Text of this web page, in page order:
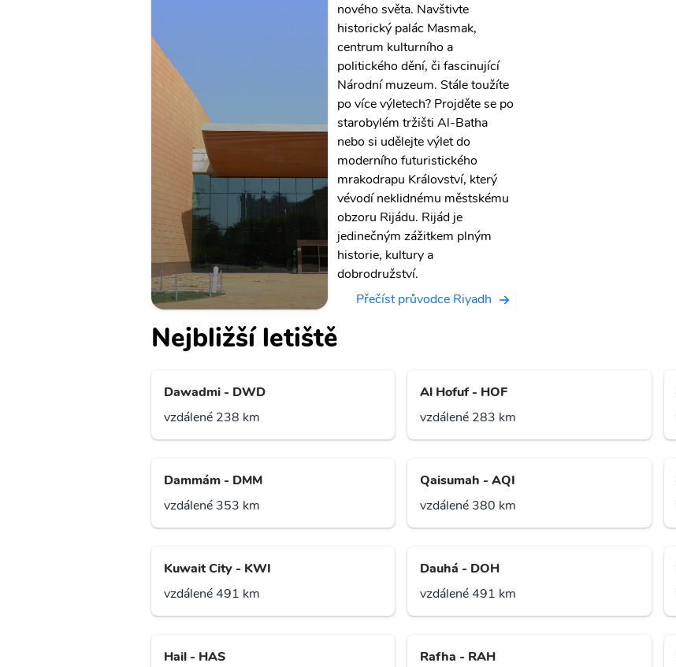
nového světa. Navštivte
historický palác Masmak,
centrum kulturního a
politického dění, či fascinující
Národní muzeum. Stále toužíte
po více výletech? Projděte se po
starobylém tržišti Al-Batha
nebo si udělejte výlet do
moderního futuristického
mrakodrapu Království, který
vévodí neklidnému městskému
obzoru Rijádu. Rijád je
jedinečným zážitkem plným
historie, kultury a
dobrodružství.
Přečíst průvodce Riyadh
Nejbližší letiště
Dawadmi - DWD
vzdálené 238 km
Al Hofuf - HOF
vzdálené 283 km
Dammám - DMM
vzdálené 353 km
Qaisumah - AQI
vzdálené 380 km
Kuwait City - KWI
vzdálené 491 km
Dauhá - DOH
vzdálené 491 km
Hail - HAS
Rafha - RAH